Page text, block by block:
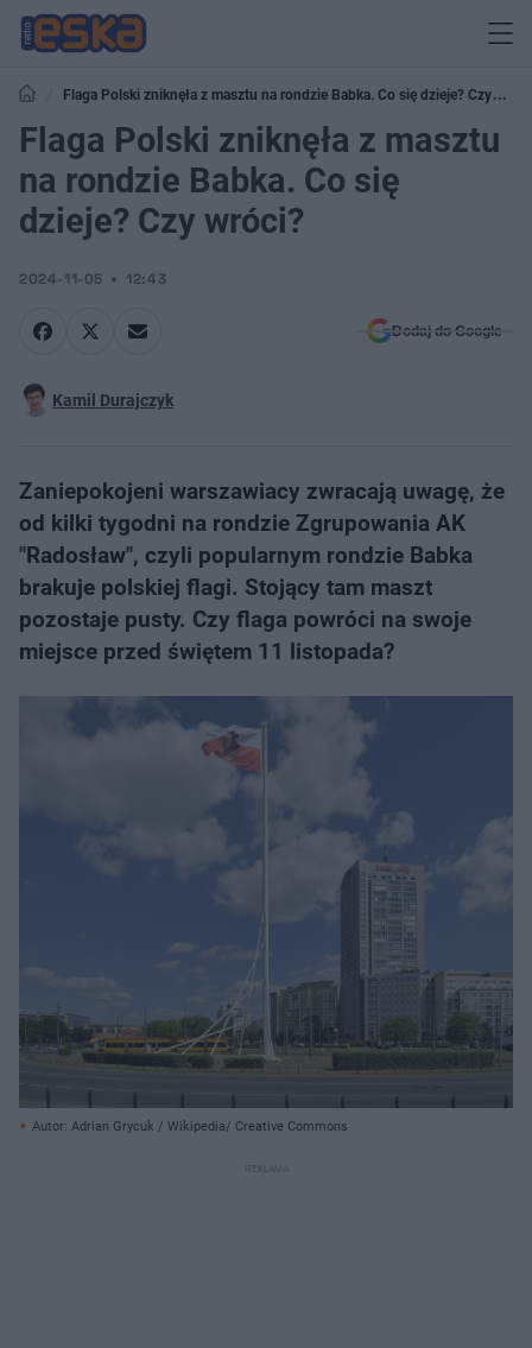
Flaga Polski zniknęła z masztu na rondzie Babka. Co się dzieje? Czy
wróci?
Flaga Polski zniknęła z masztu
na rondzie Babka. Co się
dzieje? Czy wróci?
2024-11-05 12:43
Dodaj do Google
Kamil Durajczyk
Zaniepokojeni warszawiacy zwracają uwagę, że
od kilki tygodni na rondzie Zgrupowania AK
"Radosław", czyli popularnym rondzie Babka
brakuje polskiej flagi. Stojący tam maszt
pozostaje pusty. Czy flaga powróci na swoje
miejsce przed świętem 11 listopada?
Autor: Adrian Grycuk / Wikipedia/ Creative Commons